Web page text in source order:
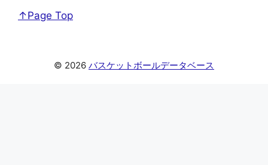
↑Page Top
© 2026 バスケットボールデータベース